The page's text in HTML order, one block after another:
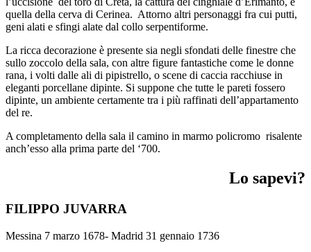
quella della cerva di Cerinea. Attorno altri personaggi fra cui putti,
geni alati e sfingi alate dal collo serpentiforme.
La ricca decorazione è presente sia negli sfondati delle finestre che
sullo zoccolo della sala, con altre figure fantastiche come le donne
rana, i volti dalle ali di pipistrello, o scene di caccia racchiuse in
eleganti porcellane dipinte. Si suppone che tutte le pareti fossero
dipinte, un ambiente certamente tra i più raffinati dell’appartamento
del re.
A completamento della sala il camino in marmo policromo risalente
anch’esso alla prima parte del ‘700.
Lo sapevi?
FILIPPO JUVARRA
Messina 7 marzo 1678- Madrid 31 gennaio 1736